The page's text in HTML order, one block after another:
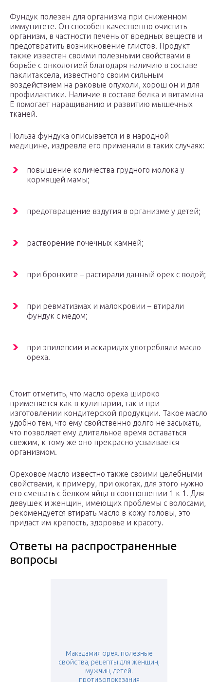
Фундук полезен для организма при сниженном
иммунитете. Он способен качественно очистить
организм, в частности печень от вредных веществ и
предотвратить возникновение глистов. Продукт
также известен своими полезными свойствами в
борьбе с онкологией благодаря наличию в составе
паклитаксела, известного своим сильным
воздействием на раковые опухоли, хорош он и для
профилактики. Наличие в составе белка и витамина
E помогает наращиванию и развитию мышечных
тканей.
Польза фундука описывается и в народной
медицине, издревле его применяли в таких случаях:
повышение количества грудного молока у
кормящей мамы;
предотвращение вздутия в организме у детей;
растворение почечных камней;
при бронхите – растирали данный орех с водой;
при ревматизмах и малокровии – втирали
фундук с медом;
при эпилепсии и аскаридах употребляли масло
ореха.
Стоит отметить, что масло ореха широко
применяется как в кулинарии, так и при
изготовлении кондитерской продукции. Такое масло
удобно тем, что ему свойственно долго не засыхать,
что позволяет ему длительное время оставаться
свежим, к тому же оно прекрасно усваивается
организмом.
Ореховое масло известно также своими целебными
свойствами, к примеру, при ожогах, для этого нужно
его смешать с белком яйца в соотношении 1 к 1. Для
девушек и женщин, имеющих проблемы с волосами,
рекомендуется втирать масло в кожу головы, это
придаст им крепость, здоровье и красоту.
Ответы на распространенные
вопросы
Макадамия орех. полезные
свойства, рецепты для женщин,
мужчин, детей.
противопоказания